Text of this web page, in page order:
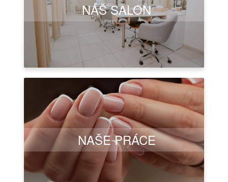
NÁŠ SALON
NAŠE PRÁCE